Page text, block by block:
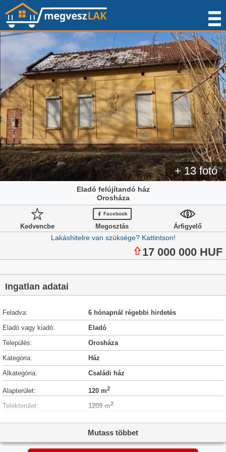
+ 13 fotó
Eladó felújítandó ház
Orosháza
Facebook
Kedvencbe Megosztás Árfigyelő
Lakáshitelre van szüksége? Kattintson!
17 000 000 HUF
Ingatlan adatai
Feladva:
6 hónapnál régebbi hirdetés
Eladó vagy kiadó:
Eladó
Település:
Orosháza
Kategória:
Ház
Alkategória:
Családi ház
Alapterület: 120 m2
Telekterület: 1209 m2
Cég
Élő videón megtekinthető:
Nem
Mutass többet